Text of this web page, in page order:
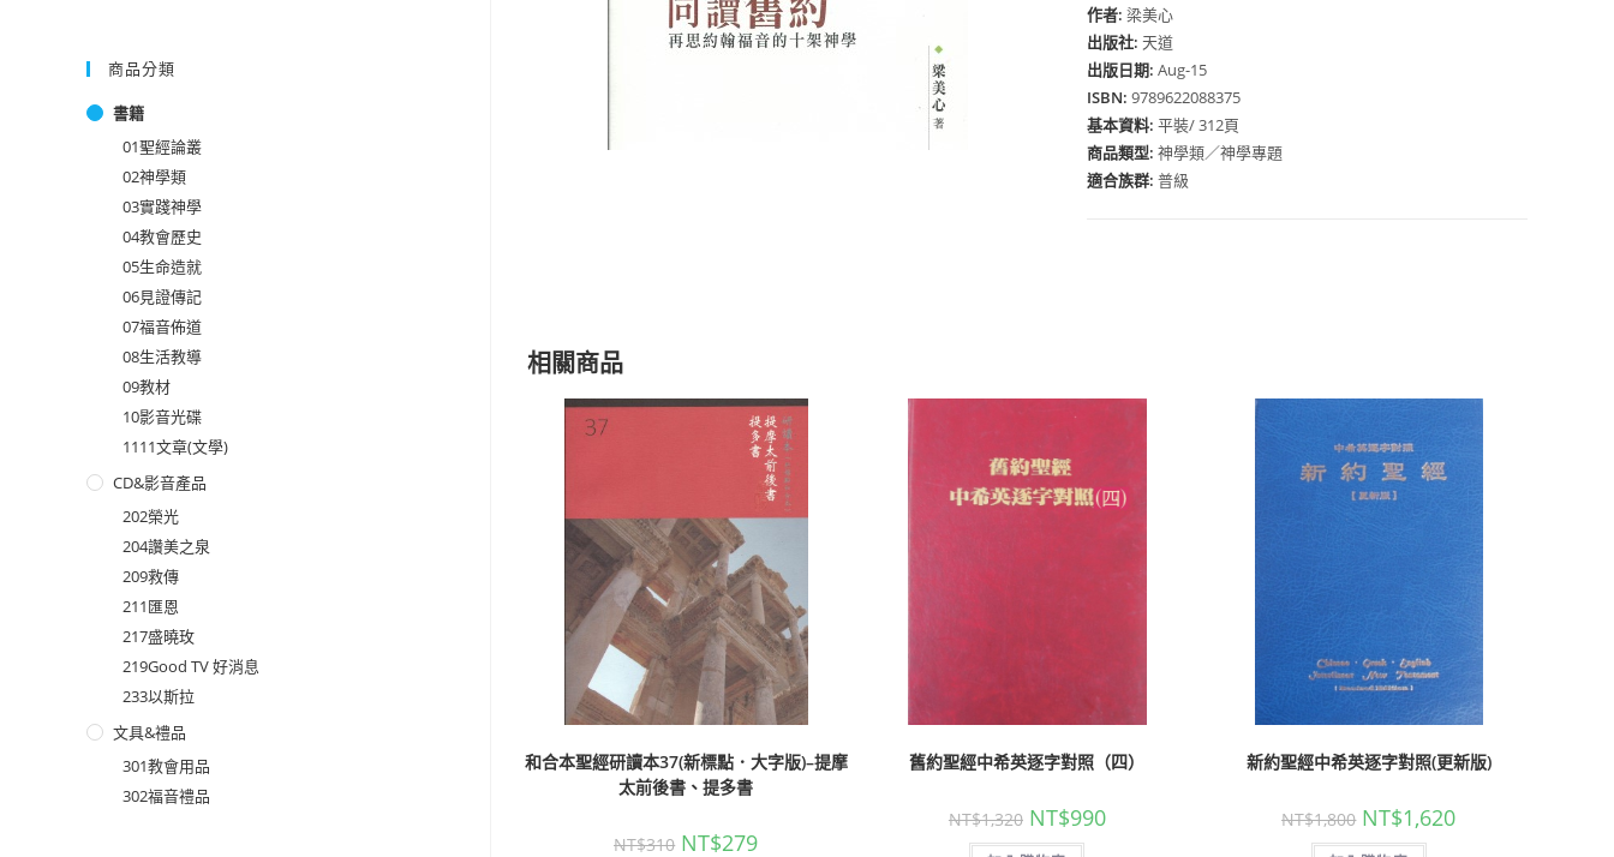
作者:梁美心
出版社:天道
出版日期:Aug-15
ISBN:9789622088375
基本資料:平裝/ 312頁
商品類型:神學類／神學專題
適合族群:普級
相關商品
和合本聖經研讀本37(新標點．大字版)–提摩
太前後書、提多書
NT$310 NT$279
舊約聖經中希英逐字對照（四）
NT$1,320 NT$990
新約聖經中希英逐字對照(更新版)
NT$1,800 NT$1,620
商品分類
書籍
01聖經論叢
02神學類
03實踐神學
04教會歷史
05生命造就
06見證傳記
07福音佈道
08生活教導
09教材
10影音光碟
1111文章(文學)
CD&影音產品
202榮光
204讚美之泉
209救傳
211匯恩
217盛曉玫
219Good TV 好消息
233以斯拉
文具&禮品
301教會用品
302福音禮品